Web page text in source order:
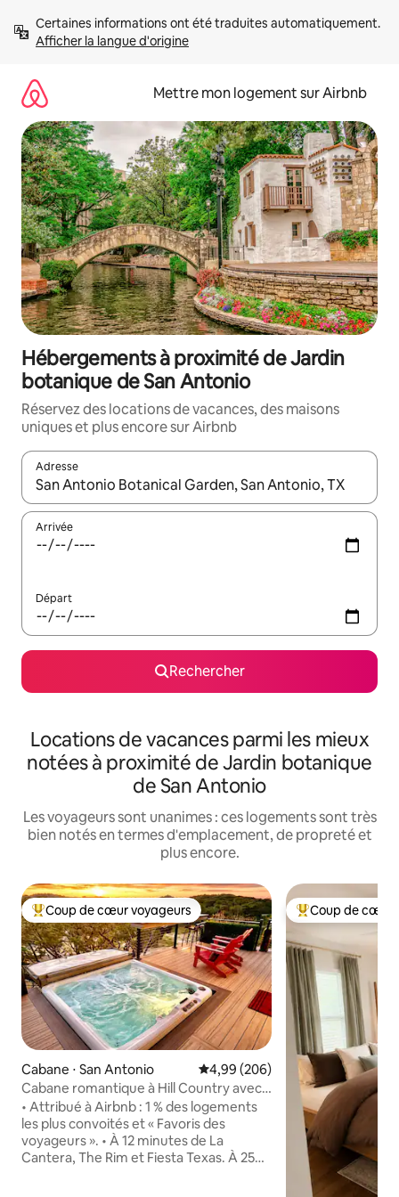
directement
Afficher la langue d'origine
Mettre mon logement sur Airbnb
Hébergements à proximité de Jardin
botanique de San Antonio
Réservez des locations de vacances, des maisons
uniques et plus encore sur Airbnb
Adresse
Lorsque les résultats s'affichent, utilisez les flèches vers le
Arrivée
Départ
Rechercher
Locations de vacances parmi les mieux
notées à proximité de Jardin botanique
de San Antonio
Les voyageurs sont unanimes : ces logements sont très
bien notés en termes d'emplacement, de propreté et
plus encore.
Coups de cœur voyageurs les plus appréciés
Coup de cœur voyageurs
Cabane ⋅ San Antonio Évaluation moyenne sur la
4,99 (206)
Cabane romantique à Hill Country avec
jacuzzi privé
• Attribué à Airbnb : 1 % des logements
les plus convoités et « Favoris des
voyageurs ». • À 12 minutes de La
Cantera, The Rim et Fiesta Texas. À 25
Coups de cœur
Coup de cœur